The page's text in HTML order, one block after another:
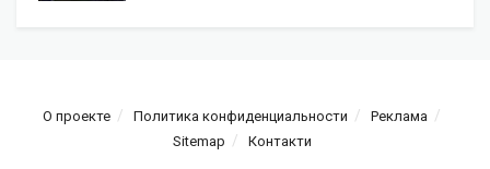
О проекте Политика конфиденциальности
Реклама
Sitemap
Контакти